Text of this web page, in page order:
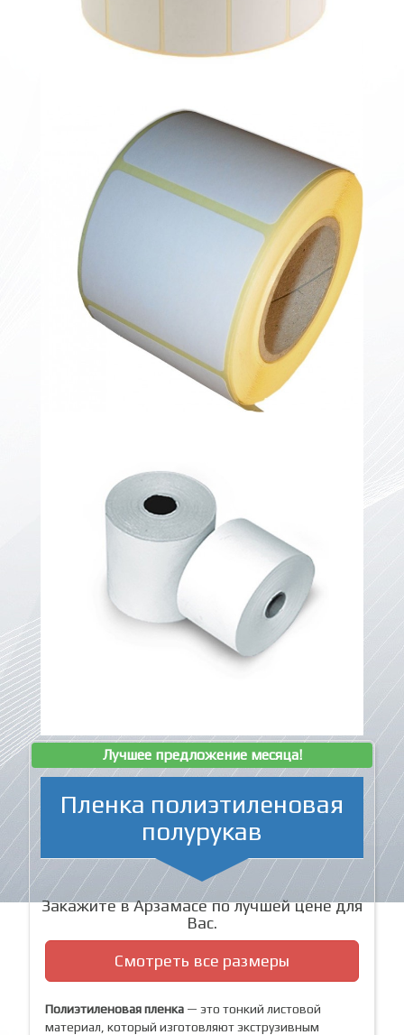
Лучшее предложение месяца!
Пленка полиэтиленовая
полурукав
Закажите в Арзамасе по лучшей цене для
Вас.
Смотреть все размеры
Полиэтиленовая пленка — это тонкий листовой
материал, который изготовляют экструзивным